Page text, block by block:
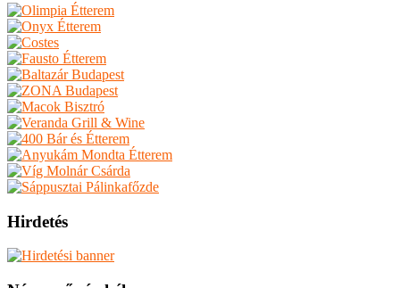
Hirdetés